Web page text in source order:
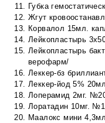
Губка
Жгут
Корвалол 15мл.
Лейкопластырь
Лейкопластырь
верофарм/
Леккер-бз
Леккер-йод 5%
Лоперамид 2мг. №20
Лоратадин 10мг.
Маалокс мини